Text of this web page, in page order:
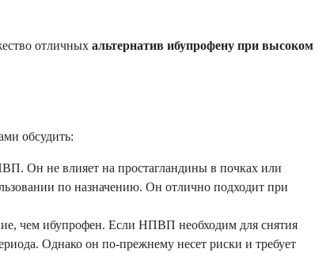
отличных альтернатив ибупрофену при высоком
обсудить:
Он не влияет на простагландины в почках или
по назначению. Он отлично подходит при
чем ибупрофен. Если НПВП необходим для снятия
Однако он по-прежнему несет риски и требует